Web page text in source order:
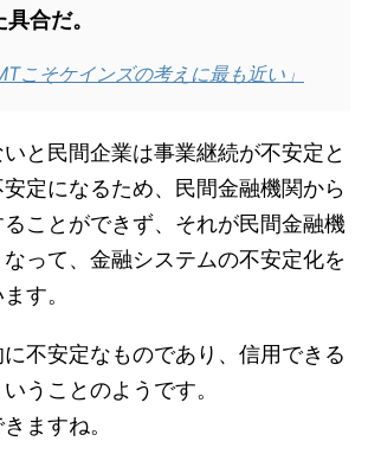
合だ。
こそケインズの考えに最も近い」
と民間企業は事業継続が不安定と
定になるため、民間金融機関から
ことができず、それが民間金融機
って、金融システムの不安定化を
す。
不安定なものであり、信用できる
うことのようです。
ますね。